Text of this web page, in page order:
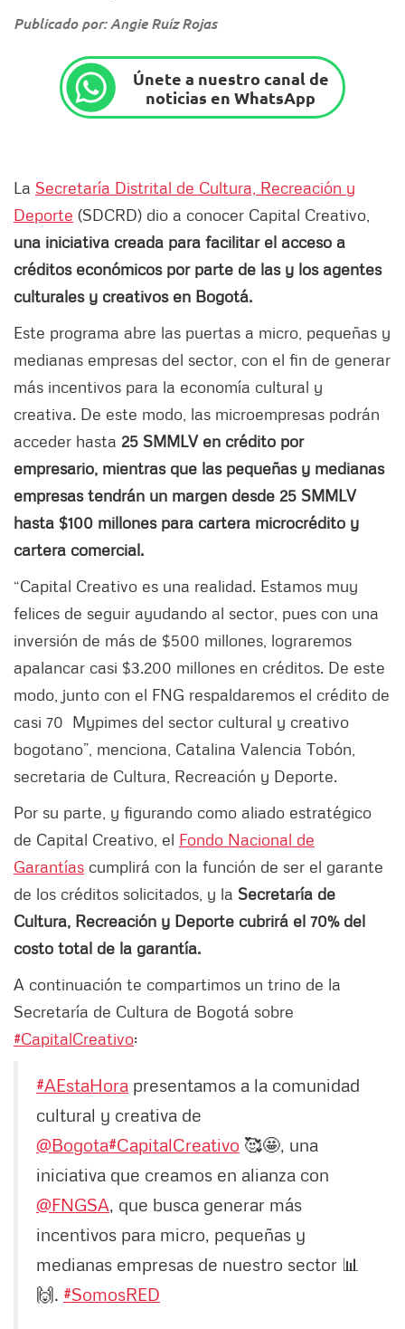
Publicado por: Angie Ruíz Rojas
Únete a nuestro canal de
noticias en WhatsApp
La Secretaría Distrital de Cultura, Recreación y
Deporte (SDCRD) dio a conocer Capital Creativo,
una iniciativa creada para facilitar el acceso a
créditos económicos por parte de las y los agentes
culturales y creativos en Bogotá.
Este programa abre las puertas a micro, pequeñas y
medianas empresas del sector, con el fin de generar
más incentivos para la economía cultural y
creativa. De este modo, las microempresas podrán
acceder hasta 25 SMMLV en crédito por
empresario, mientras que las pequeñas y medianas
empresas tendrán un margen desde 25 SMMLV
hasta $100 millones para cartera microcrédito y
cartera comercial.
“Capital Creativo es una realidad. Estamos muy
felices de seguir ayudando al sector, pues con una
inversión de más de $500 millones, lograremos
apalancar casi $3.200 millones en créditos. De este
modo, junto con el FNG respaldaremos el crédito de
casi 70 Mypimes del sector cultural y creativo
bogotano”, menciona, Catalina Valencia Tobón,
secretaria de Cultura, Recreación y Deporte.
Por su parte, y figurando como aliado estratégico
de Capital Creativo, el Fondo Nacional de
Garantías cumplirá con la función de ser el garante
de los créditos solicitados, y la Secretaría de
Cultura, Recreación y Deporte cubrirá el 70% del
costo total de la garantía.
A continuación te compartimos un trino de la
Secretaría de Cultura de Bogotá sobre
#CapitalCreativo:
#AEstaHora presentamos a la comunidad
cultural y creativa de
@Bogota#CapitalCreativo 🥰🤩, una
iniciativa que creamos en alianza con
@FNGSA, que busca generar más
incentivos para micro, pequeñas y
medianas empresas de nuestro sector 📊
🙌. #SomosRED